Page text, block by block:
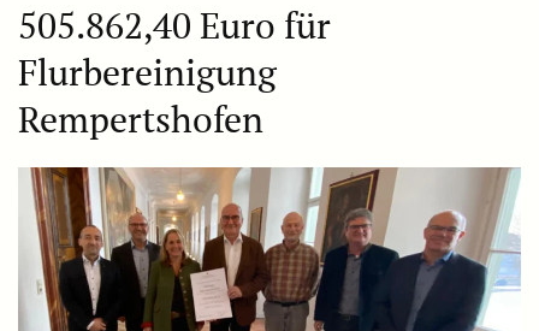
505.862,40 Euro für
Flurbereinigung
Rempertshofen